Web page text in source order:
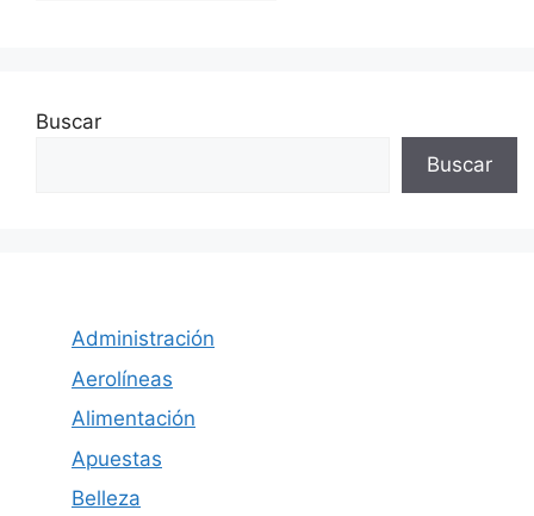
Buscar
Buscar
Administración
Aerolíneas
Alimentación
Apuestas
Belleza